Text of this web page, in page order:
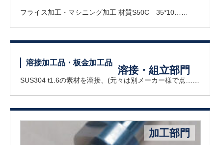
フライス加工・マシニング加工 材質S50C 35*10……
溶接加工品・板金加工品
SUS304 t1.6の素材を溶接、(元々は別メーカー様で点……
溶接・組立部門
加工部門